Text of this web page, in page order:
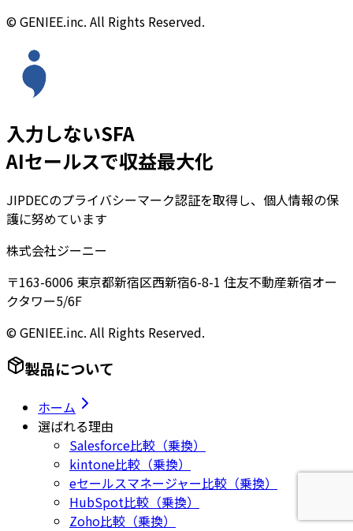
© GENIEE.inc. All Rights Reserved.
入力しないSFA
AIセールスで収益最大化
JIPDECのプライバシーマーク認証を取得し、個人情報の保
護に努めています
株式会社ジーニー
〒163-6006 東京都新宿区西新宿6-8-1 住友不動産新宿オー
クタワー5/6F
© GENIEE.inc. All Rights Reserved.
製品について
ホーム
選ばれる理由
Salesforce比較（乗換）
kintone比較（乗換）
eセールスマネージャー比較（乗換）
HubSpot比較（乗換）
Zoho比較（乗換）